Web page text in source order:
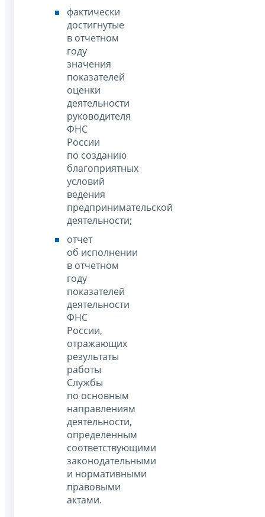
фактически
достигнутые
в отчетном
году
значения
показателей
оценки
деятельности
руководителя
ФНС
России
по созданию
благоприятных
условий
ведения
предпринимательской
деятельности;
отчет
об исполнении
в отчетном
году
показателей
деятельности
ФНС
России,
отражающих
результаты
работы
Службы
по основным
направлениям
деятельности,
определенным
соответствующими
законодательными
и нормативными
правовыми
актами.